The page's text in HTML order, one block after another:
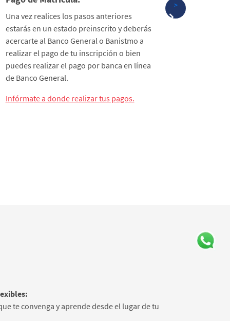
Una vez realices los pasos anteriores
estarás en un estado preinscrito y deberás
acercarte al Banco General o Banistmo a
realizar el pago de tu inscripción o bien
puedes realizar el pago por banca en línea
de Banco General.
Infórmate a donde realizar tus pagos.
>
te convenga y aprende desde el lugar de tu